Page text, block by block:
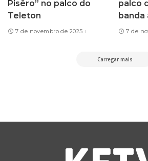
Pisêro” no palco do
Teleton
7 de novembro de 2025
palco
banda
7 de
Carregar mais